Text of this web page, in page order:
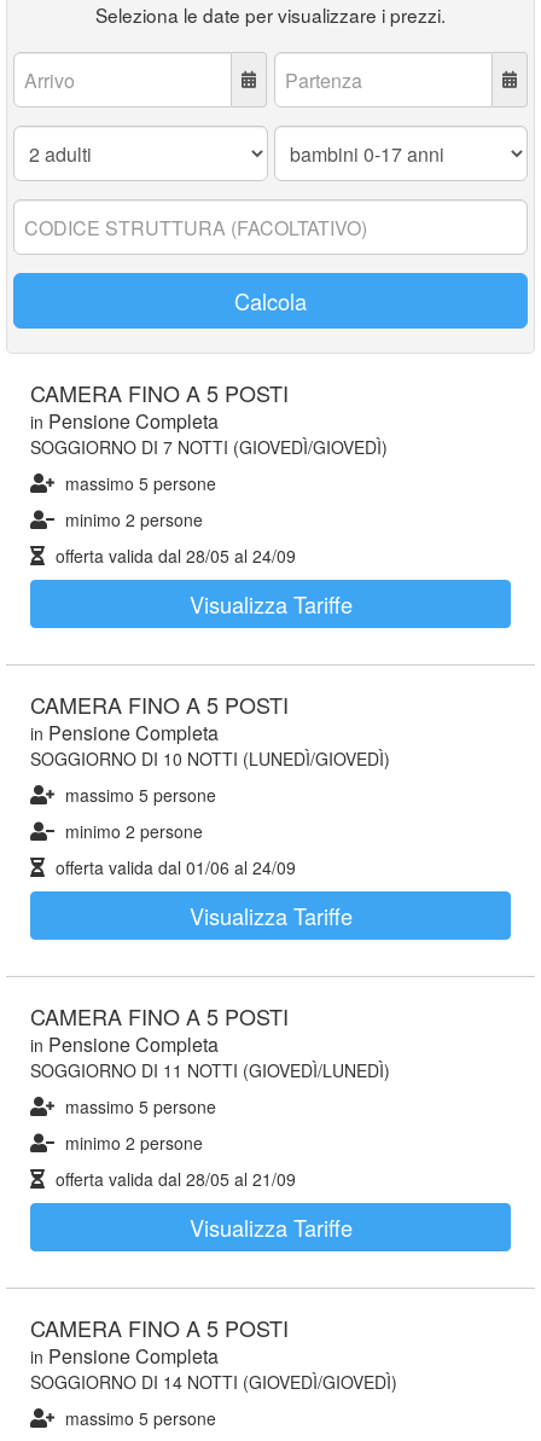
Seleziona le date per visualizzare i prezzi.
Arrivo: Partenza:
Adulti:
Bambini
17
Codice
struttura:
Calcola
CAMERA FINO A 5 POSTI
in Pensione Completa
SOGGIORNO DI 7 NOTTI (GIOVEDÌ/GIOVEDÌ)
massimo 5 persone
minimo 2 persone
offerta valida dal 28/05 al 24/09
Visualizza Tariffe
CAMERA FINO A 5 POSTI
in Pensione Completa
SOGGIORNO DI 10 NOTTI (LUNEDÌ/GIOVEDÌ)
massimo 5 persone
minimo 2 persone
offerta valida dal 01/06 al 24/09
Visualizza Tariffe
CAMERA FINO A 5 POSTI
in Pensione Completa
SOGGIORNO DI 11 NOTTI (GIOVEDÌ/LUNEDÌ)
massimo 5 persone
minimo 2 persone
offerta valida dal 28/05 al 21/09
Visualizza Tariffe
CAMERA FINO A 5 POSTI
in Pensione Completa
SOGGIORNO DI 14 NOTTI (GIOVEDÌ/GIOVEDÌ)
massimo 5 persone